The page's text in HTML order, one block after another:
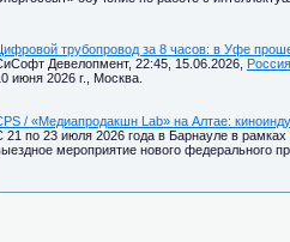
трубопровод за 8 часов: в Уфе
Девелопмент, 22:45, 15.06.2026, Россия
июня 2026 г., Москва.
/ «Медиапродакшн Lab» на Алтае:
21 по 23 июля 2026 года в Барнауле в
мероприятие нового федерального